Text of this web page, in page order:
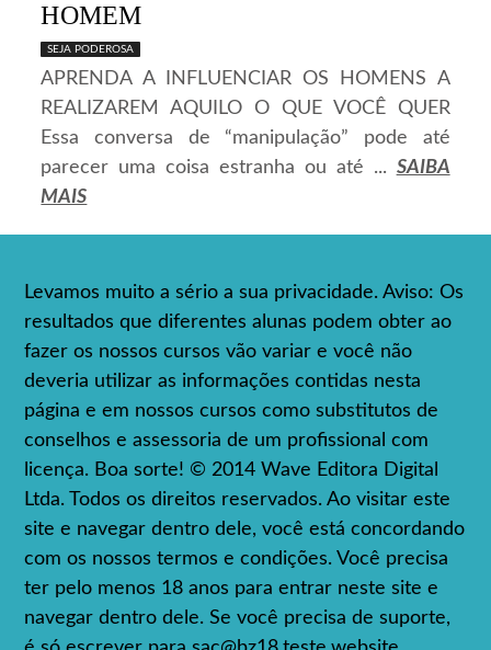
HOMEM
SEJA PODEROSA
APRENDA A INFLUENCIAR OS HOMENS A
REALIZAREM AQUILO O QUE VOCÊ QUER
Essa conversa de “manipulação” pode até
parecer uma coisa estranha ou até ... SAIBA
MAIS
Levamos muito a sério a sua privacidade. Aviso: Os
resultados que diferentes alunas podem obter ao
fazer os nossos cursos vão variar e você não
deveria utilizar as informações contidas nesta
página e em nossos cursos como substitutos de
conselhos e assessoria de um profissional com
licença. Boa sorte! © 2014 Wave Editora Digital
Ltda. Todos os direitos reservados. Ao visitar este
site e navegar dentro dele, você está concordando
com os nossos termos e condições. Você precisa
ter pelo menos 18 anos para entrar neste site e
navegar dentro dele. Se você precisa de suporte,